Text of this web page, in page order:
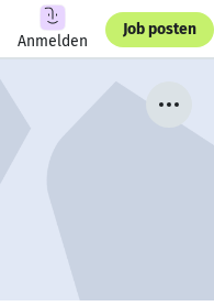
Anmelden
Job posten